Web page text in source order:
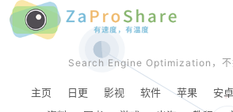
Search Engine Optimization，不
主页 日更 影视 软件 苹果 安卓